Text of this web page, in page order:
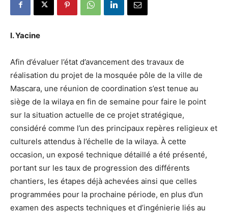
I. Yacine
Afin d’évaluer l’état d’avancement des travaux de
réalisation du projet de la mosquée pôle de la ville de
Mascara, une réunion de coordination s’est tenue au
siège de la wilaya en fin de semaine pour faire le point
sur la situation actuelle de ce projet stratégique,
considéré comme l’un des principaux repères religieux et
culturels attendus à l’échelle de la wilaya. À cette
occasion, un exposé technique détaillé a été présenté,
portant sur les taux de progression des différents
chantiers, les étapes déjà achevées ainsi que celles
programmées pour la prochaine période, en plus d’un
examen des aspects techniques et d’ingénierie liés au